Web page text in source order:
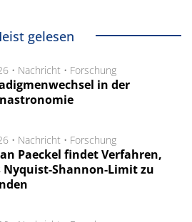
gelesen
• Nachricht • Forschung
in der
• Nachricht • Forschung
Paeckel findet Verfahren,
Nyquist-Shannon-Limit zu